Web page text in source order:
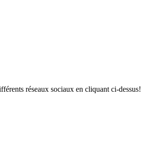
réseaux sociaux en cliquant ci-dessus!